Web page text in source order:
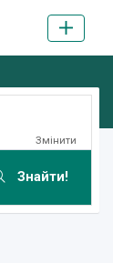
Змінити
Знайти!